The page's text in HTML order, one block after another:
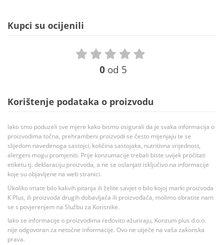
Kupci su ocijenili
0 od 5
Korištenje podataka o proizvodu
Iako smo poduzeli sve mjere kako bismo osigurali da je svaka informacija o
proizvodima točna, prehrambeni proizvodi se često mijenjaju te se
slijedom navedenoga sastojci, količina sastojaka, nutritivna vrijednost,
alergeni mogu promjeniti. Prije konzumacije trebali biste uvijek pročitati
etiketu tj. deklaraciju proizvoda, a ne se oslanjati isključivo na informacije
koje su objavljene na web stranici.
Ukoliko imate bilo kakvih pitanja ili želite savjet o bilo kojoj marki proizvoda
K Plus, ili proizvoda drugih dobavljača ili proizvođača, molimo obratite nam
se s povjerenjem na Službu za Korisnike.
Iako se informacije o proizvodima redovito ažuriraju, Konzum plus d.o.o.
nije odgovoran za netočne informacije. Ovo ne utječe na vaša zakonska
prava.